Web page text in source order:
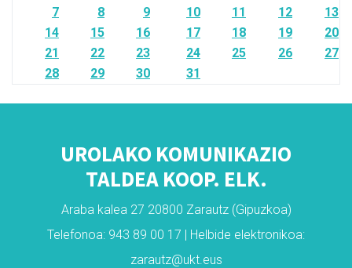
7
8 9 10 11 12
13
14
15 16 17 18 19
20
21
22 23 24 25 26
27
28
29 30 31
UROLAKO KOMUNIKAZIO
TALDEA KOOP. ELK.
Araba kalea 27 20800 Zarautz (Gipuzkoa)
Telefonoa: 943 89 00 17 | Helbide elektronikoa:
zarautz@ukt.eus